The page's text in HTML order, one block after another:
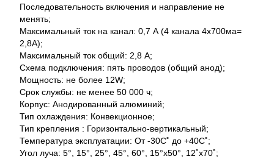
Последовательность включения и направление не
менять;
Максимальный ток на канал: 0,7 А (4 канала 4x700ма=
2,8A);
Максимальный ток общий: 2,8 А;
Схема подключения: пять проводов (общий анод);
Мощность: не более 12W;
Срок службы: не менее 50 000 ч;
Корпус: Анодированный алюминий;
Тип охлаждения: Конвекционное;
Тип крепления : Горизонтально-вертикальный;
Температура эксплуатации: От -30С˚ до +40С˚;
Угол луча: 5°, 15°, 25°, 45°, 60°, 15°x50°, 12˚x70˚;